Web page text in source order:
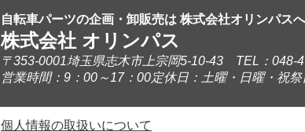
自転車パーツの企画・卸販売は 株式会社オリンパスへ
株式会社 オリンパス
〒353-0001埼玉県志木市上宗岡5-10-43 TEL：
営業時間：9：00～17：00定休日：土曜・日曜・祝祭
個人情報の取扱いについて